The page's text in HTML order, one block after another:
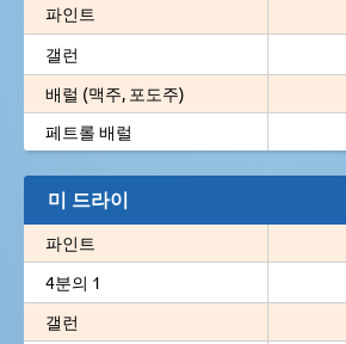
파인트
갤런
배럴 (맥주, 포도주)
페트롤 배럴
미 드라이
파인트
4분의 1
갤런